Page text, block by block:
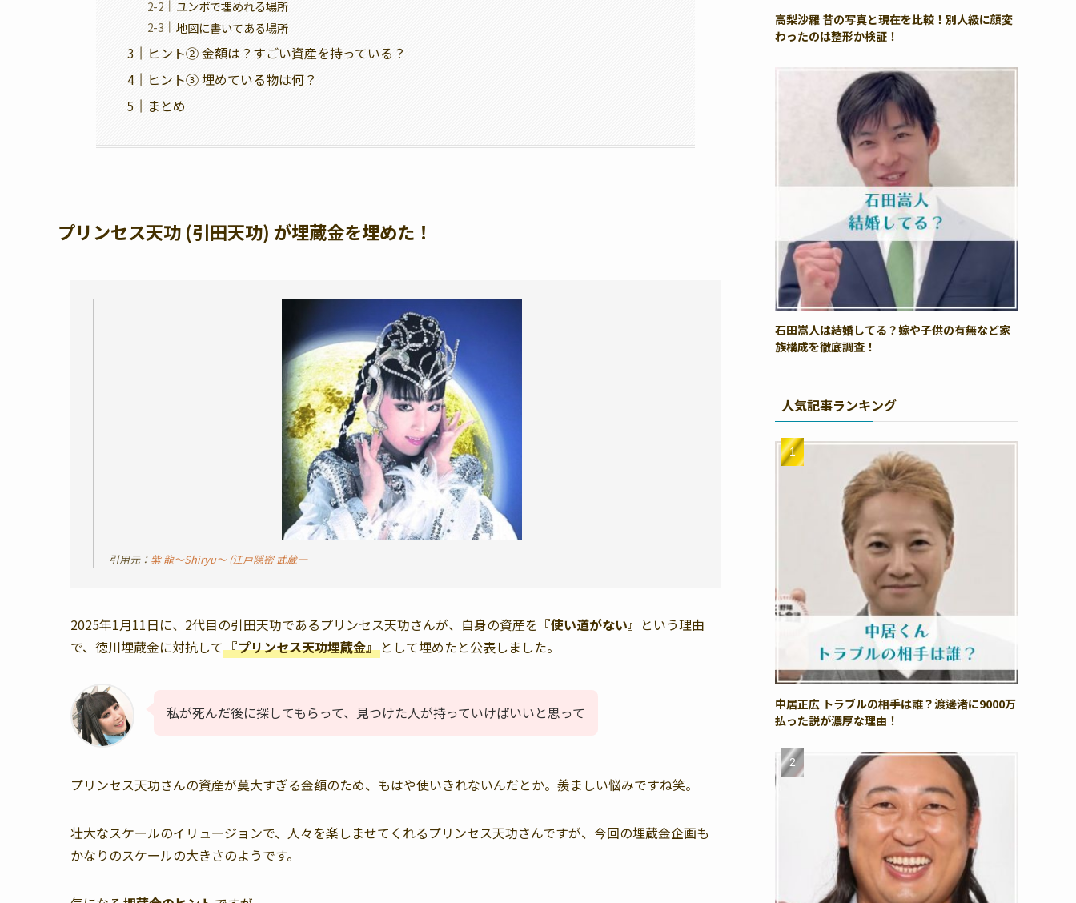
ユンボで埋めれる場所
地図に書いてある場所
ヒント② 金額は？すごい資産を持っている？
ヒント③ 埋めている物は何？
まとめ
プリンセス天功 (引田天功) が埋蔵金を埋めた！
引用元： 紫 龍～Shiryu～ (江戸隠密 武蔵一
2025年1月11日に、2代目の引田天功であるプリンセス天功さんが、自身の資産を 『使い道がない』 という理由
で、徳川埋蔵金に対抗して『プリンセス天功埋蔵金』 として埋めたと公表しました。
私が死んだ後に探してもらって、見つけた人が持っていけばいいと思って
プリンセス天功さんの資産が莫大すぎる金額のため、もはや使いきれないんだとか。羨ましい悩みですね笑。
壮大なスケールのイリュージョンで、人々を楽しませてくれるプリンセス天功さんですが、今回の埋蔵金企画も
かなりのスケールの大きさのようです。
高梨沙羅 昔の写真と現在を比較！別人級に顔変
わったのは整形か検証！
石田嵩人は結婚してる？嫁や子供の有無など家
族構成を徹底調査！
人気記事ランキング
中居正広 トラブルの相手は誰？渡邊渚に9000万
払った説が濃厚な理由！